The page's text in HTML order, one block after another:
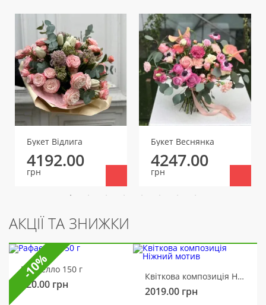
Букет Відлига
4192.00
грн
Букет Веснянка
4247.00
грн
АКЦІЇ ТА ЗНИЖКИ
Рафаелло 150 г
320.00 грн
Квіткова композиція Ніжний мотив
2019.00 грн
-10%